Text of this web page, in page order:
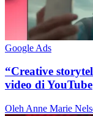
Google Ads
“Creative
video di YouTube
Oleh Anne Marie